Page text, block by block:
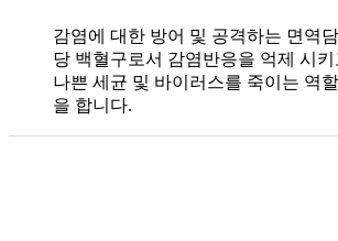
감염에 대한 방어 및 공격하는 면역담
당 백혈구로서 감염반응을 억제 시키
나쁜 세균 및 바이러스를 죽이는 역할
을 합니다.